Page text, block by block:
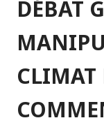
DÉBAT
CLIMAT